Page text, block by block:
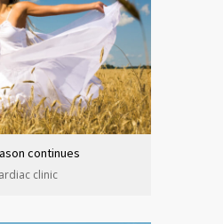
continues
clinic